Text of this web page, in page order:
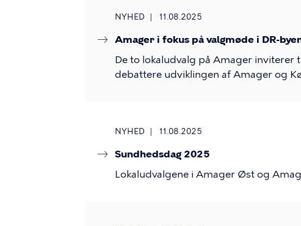
NYHED 11.08.2025
Amager i fokus på valgmøde i DR-
De to lokaludvalg på Amager inviterer
debattere udviklingen af Amager og
NYHED 11.08.2025
Sundhedsdag 2025
Lokaludvalgene i Amager Øst og